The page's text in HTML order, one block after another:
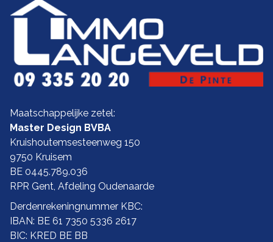
Maatschappelijke zetel:
Master Design BVBA
Kruishoutemsesteenweg 150
9750 Kruisem
BE 0445.789.036
RPR Gent, Afdeling Oudenaarde
Derdenrekeningnummer KBC:
IBAN: BE 61 7350 5336 2617
BIC: KRED BE BB